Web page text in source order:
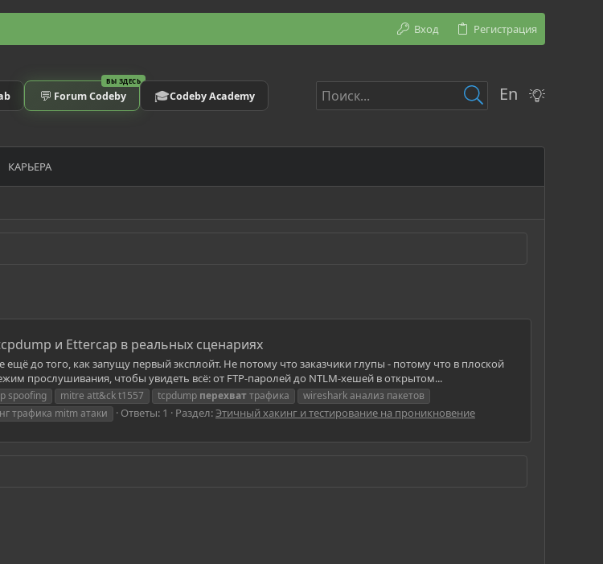
Вход Регистрация
ВЫ ЗДЕСЬ
💬 Forum Codeby 🎓Codeby Academy En
КАРЬЕРА
и Ettercap в реальных сценариях
до того, как запущу первый эксплойт. Не потому что заказчики глупы - потому что в плоской
прослушивания, чтобы увидеть всё: от FTP-паролей до NTLM-хешей в открытом...
spoofing mitre att&ck t1557 tcpdump перехваттрафика
wireshark анализ пакетов
трафика mitm атаки Ответы: 1 Раздел:Этичный хакинг и тестирование на проникновение